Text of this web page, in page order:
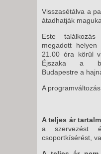
Visszasétálva a
átadhatják
Este
megadott
21.00 óra körül
Éjszaka a
Budapestre a
A
A teljes ár
a szervezést
csoportkísérést,